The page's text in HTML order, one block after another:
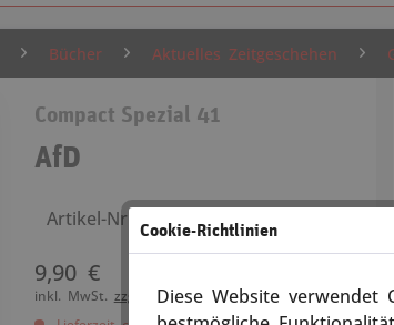
Bücher Aktuelles Zeitgeschehen
Compact Spezial 41
AfD
Artikel-Nr.: 14433
9,90 €
inkl. MwSt. zzgl. Versandkosten
Cookie-Richtlinien
Diese Website verwendet
bestmögliche